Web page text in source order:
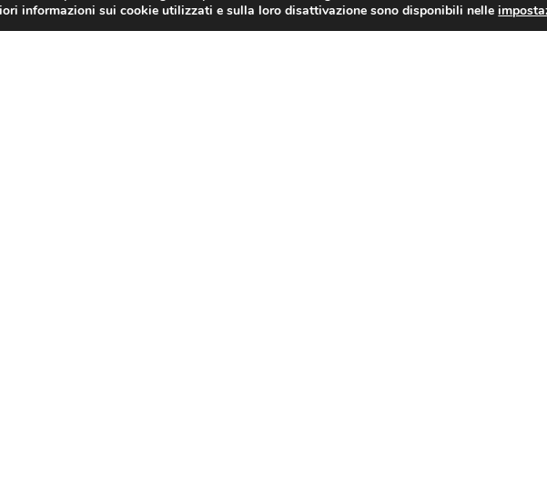
informazioni sui cookie utilizzati e sulla loro disattivazione sono disponibili nelle